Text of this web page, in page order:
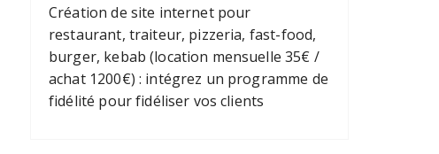
Création de site internet pour
restaurant, traiteur, pizzeria, fast-food,
burger, kebab (location mensuelle 35€ /
achat 1200€) : intégrez un programme de
fidélité pour fidéliser vos clients